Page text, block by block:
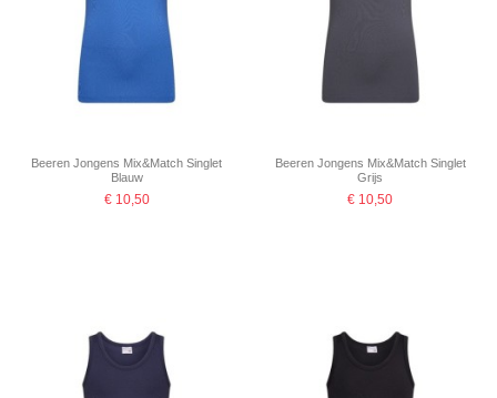
Beeren Jongens Mix&Match Singlet
Blauw
€ 10,50
Beeren Jongens Mix&Match Singlet
Grijs
€ 10,50